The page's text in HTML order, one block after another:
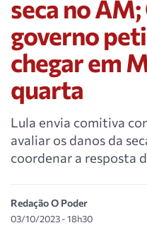
seca no
governo
chegar em
quarta
Lula envia comitiva
avaliar os danos da
coordenar a resposta
Redação O Poder
03/10/2023 - 18h30